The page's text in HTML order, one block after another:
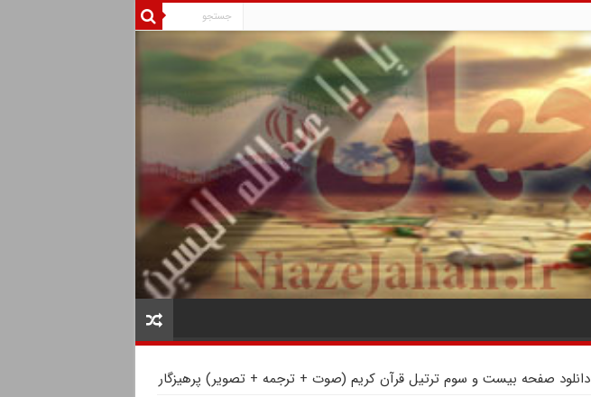
دانلود صفحه بیست و سوم ترتیل قرآن کریم (صوت + ترجمه + تصویر) پرهیزگار